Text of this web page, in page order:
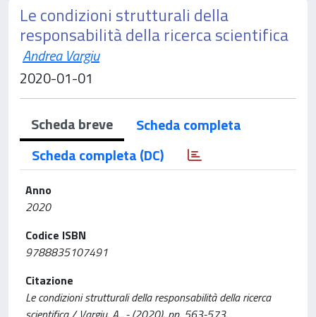
Le condizioni strutturali della
responsabilità della ricerca scientifica
Andrea Vargiu
2020-01-01
Scheda breve
Scheda completa
Scheda completa (DC)
Anno
2020
Codice ISBN
9788835107491
Citazione
Le condizioni strutturali della responsabilità della ricerca